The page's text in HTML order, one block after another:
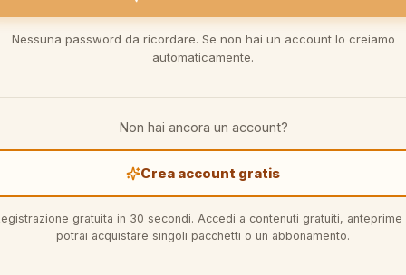
Nessuna password da ricordare. Se non hai un account lo creiamo
automaticamente.
Non hai ancora un account?
Crea account gratis
gratuita in 30 secondi. Accedi a contenuti gratuiti, anteprime
potrai acquistare singoli pacchetti o un abbonamento.